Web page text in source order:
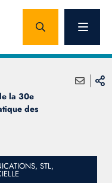
la 30e
des
STL,